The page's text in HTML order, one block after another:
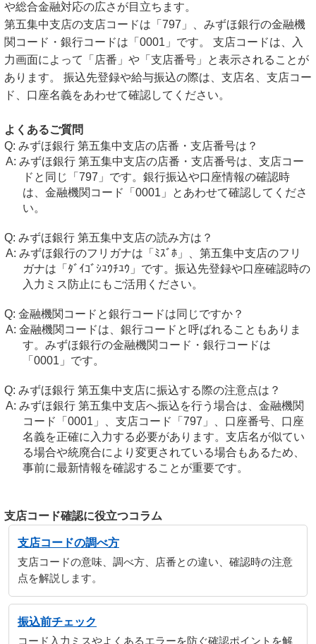
や総合金融対応の広さが目立ちます。
第五集中支店の支店コードは「797」、みずほ銀行の金融機
関コード・銀行コードは「0001」です。 支店コードは、入
力画面によって「店番」や「支店番号」と表示されることが
あります。 振込先登録や給与振込の際は、支店名、支店コー
ド、口座名義をあわせて確認してください。
よくあるご質問
みずほ銀行 第五集中支店の店番・支店番号は？
みずほ銀行 第五集中支店の店番・支店番号は、支店コー
ドと同じ「797」です。銀行振込や口座情報の確認時
は、金融機関コード「0001」とあわせて確認してくださ
い。
みずほ銀行 第五集中支店の読み方は？
みずほ銀行のフリガナは「ﾐｽﾞﾎ」、第五集中支店のフリ
ガナは「ﾀﾞｲｺﾞｼﾕｳﾁﾕｳ」です。振込先登録や口座確認時の
入力ミス防止にもご活用ください。
金融機関コードと銀行コードは同じですか？
金融機関コードは、銀行コードと呼ばれることもありま
す。みずほ銀行の金融機関コード・銀行コードは
「0001」です。
みずほ銀行 第五集中支店に振込する際の注意点は？
みずほ銀行 第五集中支店へ振込を行う場合は、金融機関
コード「0001」、支店コード「797」、口座番号、口座
名義を正確に入力する必要があります。支店名が似てい
る場合や統廃合により変更されている場合もあるため、
事前に最新情報を確認することが重要です。
支店コード確認に役立つコラム
支店コードの調べ方
支店コードの意味、調べ方、店番との違い、確認時の注意
点を解説します。
振込前チェック
コード入力ミスやよくあるエラーを防ぐ確認ポイントを解